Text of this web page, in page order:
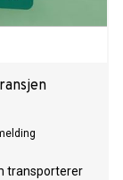
transporterer